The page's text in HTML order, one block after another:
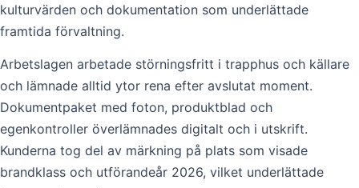
kulturvärden och dokumentation som underlättade
framtida förvaltning.
Arbetslagen arbetade störningsfritt i trapphus och källare
och lämnade alltid ytor rena efter avslutat moment.
Dokumentpaket med foton, produktblad och
egenkontroller överlämnades digitalt och i utskrift.
Kunderna tog del av märkning på plats som visade
brandklass och utförandeår 2026, vilket underlättade